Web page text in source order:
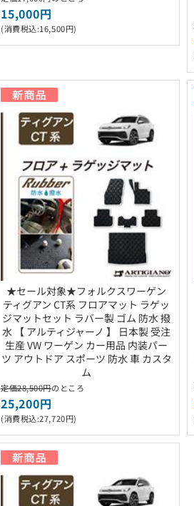
15,000円
(消費税込:16,500円)
★セール対象★フォルクスワーゲン
ティグアン CT系 フロアマット ラゲッ
ジマットセット ラバー製 ゴム 防水 撥
水 【 アルティジャーノ 】 日本製 受注
生産 VW ワーゲン カー用品 内装パー
ツ アウトドア スポーツ 防水 車 カスタ
ム
定価28,500円のところ
25,200円
(消費税込:27,720円)